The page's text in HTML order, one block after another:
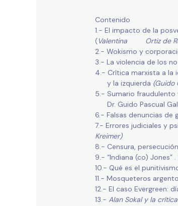
Contenido
1.- El impacto de la
(Valentina Ortiz de
2.- Wokismo y
3.- La violencia de los
4.- Crítica marxista a la
y la izquierda (Guido
5.- Sumario fraudulento
Dr. Guido Pascual
6.- Falsas denuncias de
7.- Errores judiciales y
Kreimer)
8.- Censura,
9.- “Indiana (co)
10.- Qué es el
11.- Mosqueteros
12.- El caso Evergreen:
13.- Alan Sokal y la